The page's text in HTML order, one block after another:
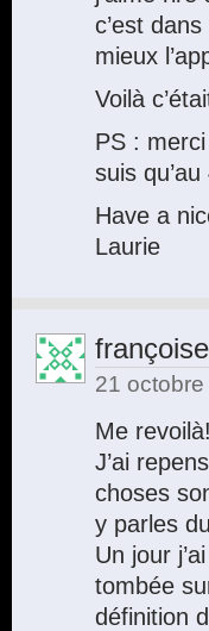
c’est
mieux
Voilà
PS :
suis
Have a
Laurie
françoise
21
Me revoilà!
J’ai
choses
y parles
Un jour
tombée
définition